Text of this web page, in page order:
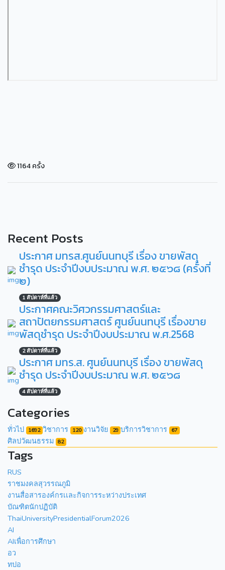
1164 ครั้ง
Recent Posts
ประกาศ มทรส.ศูนย์นนทบุรี เรื่อง ขายพัสดุ
ชำรุด ประจำปีงบประมาณ พ.ศ. ๒๕๖๘ (ครั้งที่
๒)
1 สัปดาห์ที่แล้ว
ประกาศคณะวิศวกรรมศาสตร์และ
สถาปัตยกรรมศาสตร์ ศูนย์นนทบุรี เรื่องขาย
พัสดุชำรุด ประจำปีงบประมาณ พ.ศ.2568
2 สัปดาห์ที่แล้ว
ประกาศ มทร.ส. ศูนย์นนทบุรี เรื่อง ขายพัสดุ
ชำรุด ประจำปีงบประมาณ พ.ศ. ๒๕๖๘
4 สัปดาห์ที่แล้ว
Categories
ทั่วไป 1692 วิชาการ 120 งานวิจัย 29 บริการวิชาการ 67
ศิลปวัฒนธรรม 82
Tags
RUS
ราชมงคลสุวรรณภูมิ
งานสื่อสารองค์กรเเละกิจการระหว่างประเทศ
บัณฑิตนักปฏิบัติ
ThaiUniversityPresidentialForum2026
AI
AIเพื่อการศึกษา
อว
ทปอ